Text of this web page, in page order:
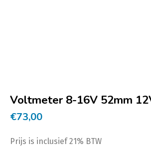
Voltmeter 8-16V 52mm
€73,00
Prijs is inclusief 21% BTW